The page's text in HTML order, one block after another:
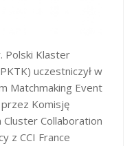
Polski Klaster
uczestniczył w
Matchmaking Event
Komisję
Collaboration
z CCI France